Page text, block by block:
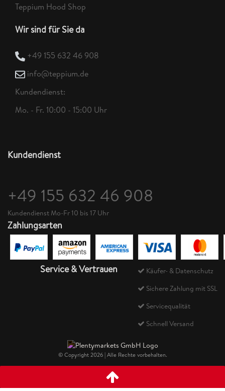
Teppium Hood Shop
Wir sind für Sie da
+49 155 632 46 908
info@teppium.de
Kundendienst:
Mo. - Fr. 10:00 - 15:00 Uhr
Kundendienst
+49 155 632 46 908
Kundendienst Mo-Fr 10 bis 17 Uhr
Zahlungsarten
Service & Vertrauen
Käufer- & Datenschutz
Sichere Zahlung mit SSL
Servicequalität
Schnell Versand
© Copyright 2026 | Alle Rechte vorbehalten.